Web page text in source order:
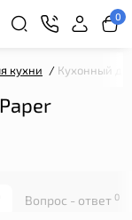
0
кухни Кухонный
Вопрос - ответ 0